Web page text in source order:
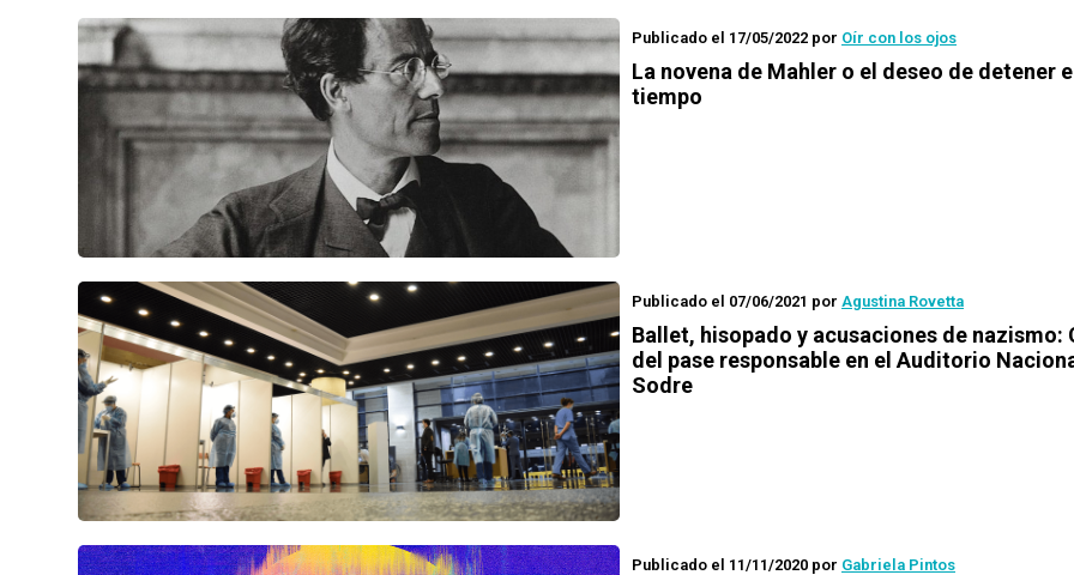
Publicado el 17/05/2022 por Oír con los ojos
La novena de Mahler o el deseo de detener
tiempo
Publicado el 07/06/2021 por Agustina Rovetta
Ballet, hisopado y acusaciones de nazismo:
del pase responsable en el Auditorio
Sodre
Publicado el 11/11/2020 por Gabriela Pintos